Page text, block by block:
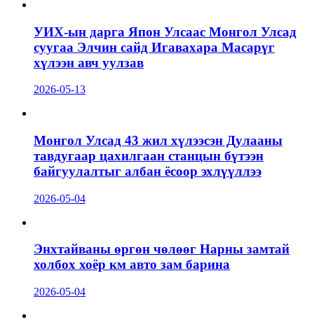
УИХ-ын дарга Япон Улсаас Монгол Улсад
суугаа Элчин сайд Игавахара Масарүг
хүлээн авч уулзав
2026-05-13
Монгол Улсад 43 жил хүлээсэн Дулааны
тавдугаар цахилгаан станцын бүтээн
байгуулалтыг албан ёсоор эхлүүллээ
2026-05-04
Энхтайваны өргөн чөлөөг Нарны замтай
холбох хоёр км авто зам барина
2026-05-04